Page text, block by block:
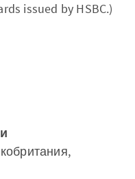
issued by HSBC.)